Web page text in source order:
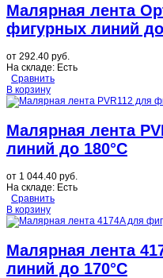
Малярная лента
фигурных линий до
от 292.40 руб.
На складе: Есть
Сравнить
В корзину
Малярная лента
линий до 180°C
от 1 044.40 руб.
На складе: Есть
Сравнить
В корзину
Малярная лента
линий до 170°C